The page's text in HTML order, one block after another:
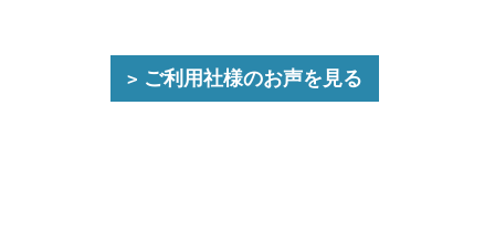
ご利用社様のお声を見る